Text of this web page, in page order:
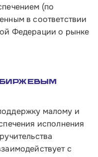
(по
в соответствии
Федерации о рынке
малому и
исполнения
с